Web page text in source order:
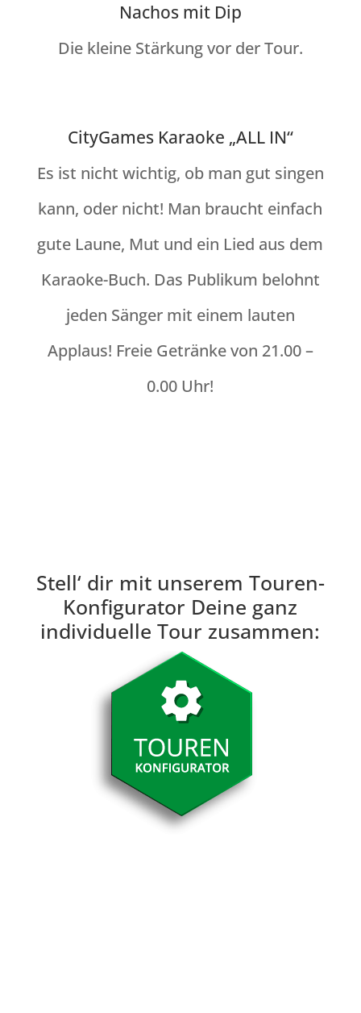
Nachos mit Dip
Die kleine Stärkung vor der Tour.
CityGames Karaoke „ALL IN“
Es ist nicht wichtig, ob man gut singen
kann, oder nicht! Man braucht einfach
gute Laune, Mut und ein Lied aus dem
Karaoke-Buch. Das Publikum belohnt
jeden Sänger mit einem lauten
Applaus! Freie Getränke von 21.00 –
0.00 Uhr!
Stell‘ dir mit unserem Touren-
Konfigurator Deine ganz
individuelle Tour zusammen: